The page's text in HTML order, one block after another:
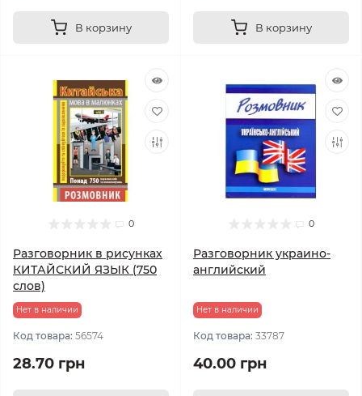
В корзину В корзину
0
Разговорник в рисунках
КИТАЙСКИЙ ЯЗЫК (750
слов)
Нет в наличии
Код товара: 56574
28.70 грн
0
Разговорник украино-
английский
Нет в наличии
Код товара: 33787
40.00 грн